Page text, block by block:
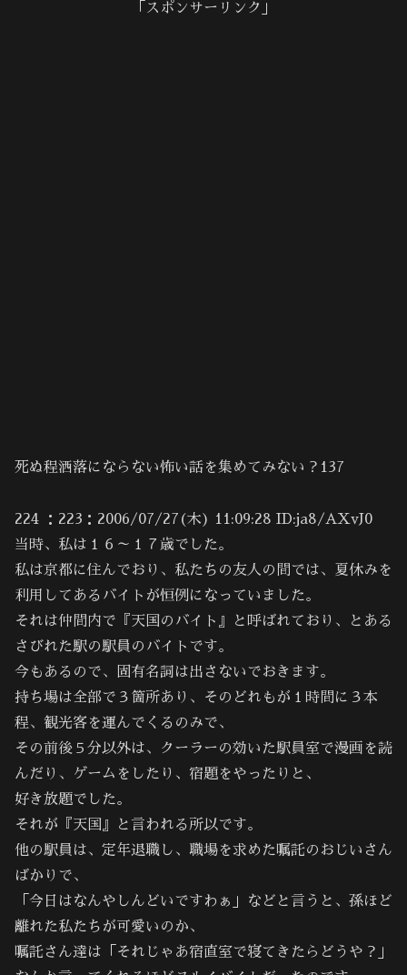
「スポンサーリンク」
死ぬ程洒落にならない怖い話を集めてみない？137
224 ：223：2006/07/27(木) 11:09:28 ID:ja8/AXvJ0
当時、私は１６～１７歳でした。
私は京都に住んでおり、私たちの友人の間では、夏休みを
利用してあるバイトが恒例になっていました。
それは仲間内で『天国のバイト』と呼ばれており、とある
さびれた駅の駅員のバイトです。
今もあるので、固有名詞は出さないでおきます。
持ち場は全部で３箇所あり、そのどれもが１時間に３本
程、観光客を運んでくるのみで、
その前後５分以外は、クーラーの効いた駅員室で漫画を読
んだり、ゲームをしたり、宿題をやったりと、
好き放題でした。
それが『天国』と言われる所以です。
他の駅員は、定年退職し、職場を求めた嘱託のおじいさん
ばかりで、
「今日はなんやしんどいですわぁ」などと言うと、孫ほど
離れた私たちが可愛いのか、
嘱託さん達は「それじゃあ宿直室で寝てきたらどうや？」